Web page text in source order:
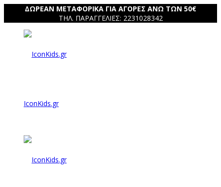
ΔΩΡΕΑΝ ΜΕΤΑΦΟΡΙΚΑ ΓΙΑ ΑΓΟΡΕΣ ΑΝΩ ΤΩΝ 50€
ΤΗΛ. ΠΑΡΑΓΓΕΛΙΕΣ: 2231028342
IconKids.gr